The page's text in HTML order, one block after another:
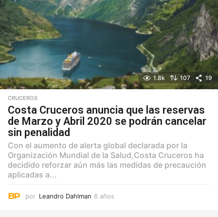
1.8k 107 19
CRUCEROS
Costa Cruceros anuncia que las reservas
de Marzo y Abril 2020 se podrán cancelar
sin penalidad
Con el aumento de alerta global declarada por la
Organización Mundial de la Salud,Costa Cruceros ha
decidido reforzar aún más las medidas de precaución
aplicadas a...
por Leandro Dahlman 6 años